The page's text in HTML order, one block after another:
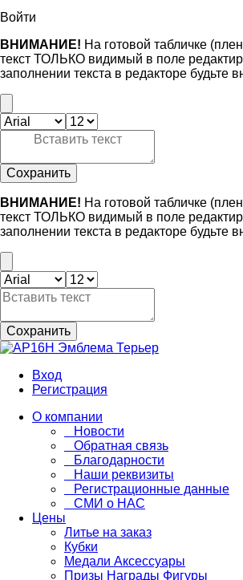
Войти
ВНИМАНИЕ! На готовой табличке
текст ТОЛЬКО видимый в поле
заполнении текста в редакторе будьте
Сохранить
ВНИМАНИЕ! На готовой табличке
текст ТОЛЬКО видимый в поле
заполнении текста в редакторе будьте
Сохранить
Вход
Регистрация
О компании
Новости
Обратная связь
Благодарности
Наши реквизиты
Регистрационные данные
СМИ о НАС
Цены
Литье на заказ
Кубки
Медали Аксессуары
Призы Награды Фигуры